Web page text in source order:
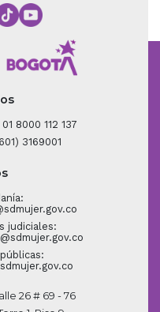
8000 112 137
3169001
judiciales:
26 # 69 - 76